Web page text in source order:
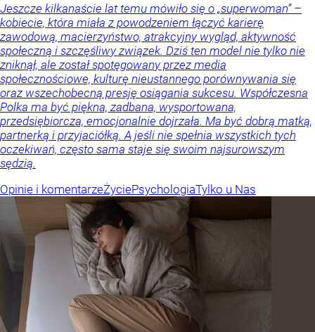
Jeszcze kilkanaście lat temu mówiło się o „superwoman” –
kobiecie, która miała z powodzeniem łączyć karierę
zawodową, macierzyństwo, atrakcyjny wygląd, aktywność
społeczną i szczęśliwy związek. Dziś ten model nie tylko nie
zniknął, ale został spotęgowany przez media
społecznościowe, kulturę nieustannego porównywania się
oraz wszechobecną presję osiągania sukcesu. Współczesna
Polka ma być piękna, zadbana, wysportowana,
przedsiębiorcza, emocjonalnie dojrzała. Ma być dobrą matką,
partnerką i przyjaciółką. A jeśli nie spełnia wszystkich tych
oczekiwań, często sama staje się swoim najsurowszym
sędzią.
Opinie i komentarzeŻyciePsychologiaTylko u Nas